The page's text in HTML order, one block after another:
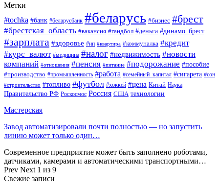
Метки
#tochka #банк #беларусбанк #беларусь #бизнес #брест
#брестская_область #вакансия #гандбол #деньга #динамо_брест
#зарплата #здоровье #ип #квартира #коммуналка #кредит
#курс_валют #медицина #налог #недвижимость #новости
компаний #отношения #пенсия #питание #подорожание #пособие
#производство #промышленность #работа #семейный_капитал #сигарета #сон
#строительство #топливо #футбол #хоккей #цена Китай Наука
Правительство РФ Роскосмос Россия США технологии
Мастерская
Завод автоматизировали почти полностью — но запустить
линию может только один…
Современное предприятие может быть заполнено роботами,
датчиками, камерами и автоматическими транспортными…
Prev Next 1 из 9
Свежие записи